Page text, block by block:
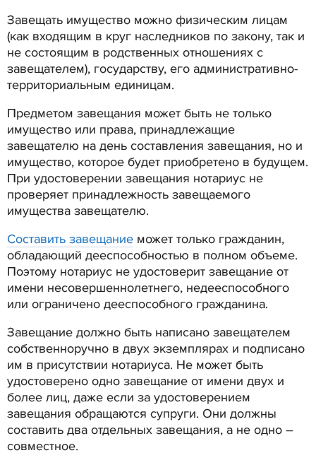
Завещать имущество можно физическим лицам
(как входящим в круг наследников по закону, так и
не состоящим в родственных отношениях с
завещателем), государству, его административно-
территориальным единицам.
Предметом завещания может быть не только
имущество или права, принадлежащие
завещателю на день составления завещания, но и
имущество, которое будет приобретено в будущем.
При удостоверении завещания нотариус не
проверяет принадлежность завещаемого
имущества завещателю.
Составить завещание может только гражданин,
обладающий дееспособностью в полном объеме.
Поэтому нотариус не удостоверит завещание от
имени несовершеннолетнего, недееспособного
или ограничено дееспособного гражданина.
Завещание должно быть написано завещателем
собственноручно в двух экземплярах и подписано
им в присутствии нотариуса. Не может быть
удостоверено одно завещание от имени двух и
более лиц, даже если за удостоверением
завещания обращаются супруги. Они должны
составить два отдельных завещания, а не одно –
совместное.